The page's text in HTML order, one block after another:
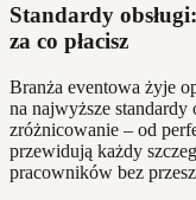
Standardy
za co płacisz
Branża eventowa żyje
na najwyższe standardy
zróżnicowanie – od
przewidują każdy
pracowników bez